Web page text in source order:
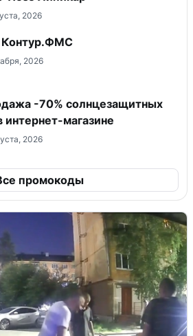
2026
Контур.ФМС
2026
-70% солнцезащитных
интернет-магазине
2026
промокоды